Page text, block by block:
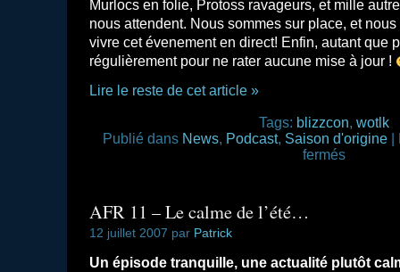
Murlocs en folie, Protoss ravageurs, et mille
nous attendent. Nous sommes sur place, et
vivre cet évenement en direct! Enfin, autant que
régulièrement pour ne rater aucune mise à jour !
Lire le reste de cet article »
Tags: blizzcon, wotlk
Publié dans News, Podcast, Saison d'origine
fermés
AFR 11 – Le calme de l’été…
12 juillet 2007 par Patrick
Un épisode tranquille, une actualité plutôt